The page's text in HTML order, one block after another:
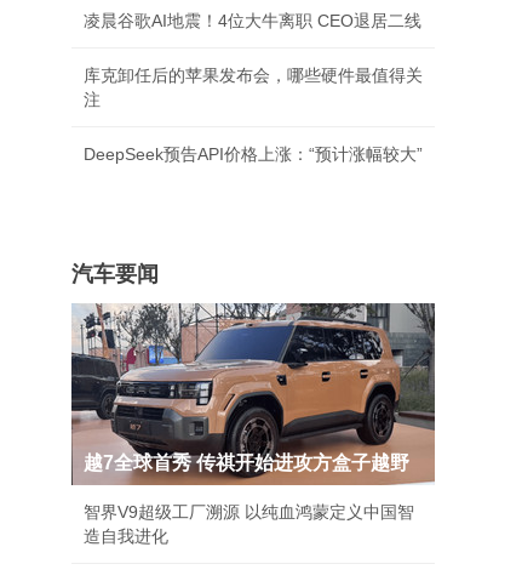
凌晨谷歌AI地震！4位大牛离职 CEO退居二线
库克卸任后的苹果发布会，哪些硬件最值得关
注
DeepSeek预告API价格上涨：“预计涨幅较大”
汽车要闻
越7全球首秀 传祺开始进攻方盒子越野
智界V9超级工厂溯源 以纯血鸿蒙定义中国智
造自我进化